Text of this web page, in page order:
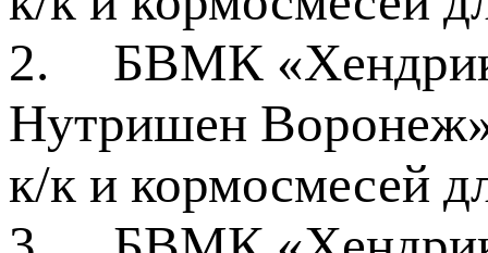
2.
БВМК
Нутришен
к/к и кормосмесей